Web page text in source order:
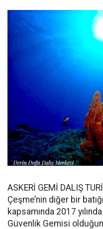
ASKERİ GEMİ DALIŞ
Çeşme’nin diğer bir
kapsamında 2017
Güvenlik Gemisi